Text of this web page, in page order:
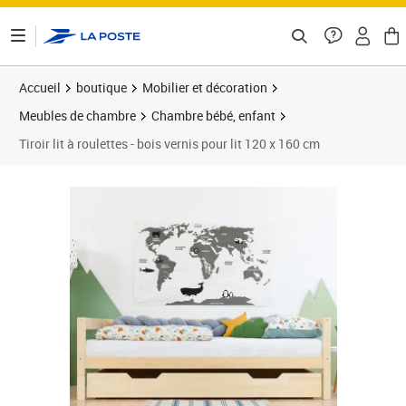
Accueil boutique
Mobilier et décoration
Meubles de chambre
Chambre bébé, enfant
Tiroir lit à roulettes - bois vernis pour lit 120 x 160 cm